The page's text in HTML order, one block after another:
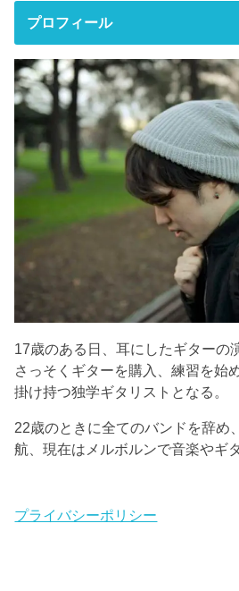
プロフィール
17歳のある日、耳にしたギターの
さっそくギターを購入、練習を始
掛け持つ独学ギタリストとなる。
22歳のときに全てのバンドを辞め
航、現在はメルボルンで音楽やギ
プライバシーポリシー